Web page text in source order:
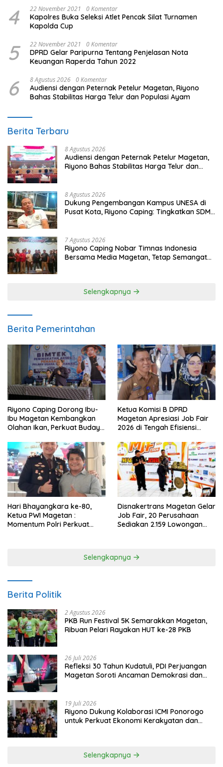
4 22 November 2021 0 Komentar
Kapolres Buka Seleksi Atlet Pencak Silat Turnamen
Kapolda Cup
5 22 November 2021 0 Komentar
DPRD Gelar Paripurna Tentang Penjelasan Nota
Keuangan Raperda Tahun 2022
6 8 Agustus 2026 0 Komentar
Audiensi dengan Peternak Petelur Magetan, Riyono
Bahas Stabilitas Harga Telur dan Populasi Ayam
Berita Terbaru
8 Agustus 2026
Audiensi dengan Peternak Petelur Magetan,
Riyono Bahas Stabilitas Harga Telur dan
8 Agustus 2026
Dukung Pengembangan Kampus UNESA di
Pusat Kota, Riyono Caping: Tingkatkan SDM
7 Agustus 2026
Riyono Caping Nobar Timnas Indonesia
Bersama Media Magetan, Tetap Semangat
Selengkapnya
Berita Pemerintahan
Riyono Caping Dorong Ibu-
Ibu Magetan Kembangkan
Olahan Ikan, Perkuat Budaya
Ketua Komisi B DPRD
Magetan Apresiasi Job Fair
2026 di Tengah Efisiensi
Hari Bhayangkara ke-80,
Ketua PWI Magetan :
Momentum Polri Perkuat
Disnakertrans Magetan Gelar
Job Fair, 20 Perusahaan
Sediakan 2.159 Lowongan
Selengkapnya
Berita Politik
2 Agustus 2026
PKB Run Festival 5K Semarakkan Magetan,
Ribuan Pelari Rayakan HUT ke-28 PKB
26 Juli 2026
Refleksi 30 Tahun Kudatuli, PDI Perjuangan
Magetan Soroti Ancaman Demokrasi dan
19 Juli 2026
Riyono Dukung Kolaborasi ICMI Ponorogo
untuk Perkuat Ekonomi Kerakyatan dan
Selengkapnya